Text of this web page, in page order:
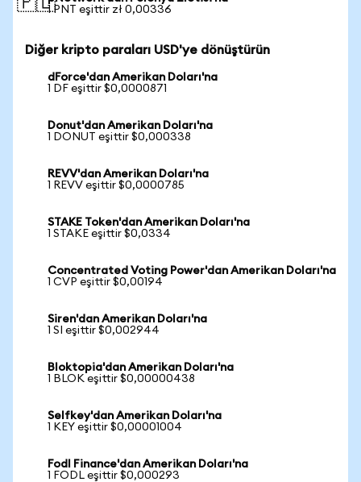
🇵🇱1 PNT eşittir zł 0,00336
Diğer kripto paraları USD'ye dönüştürün
dForce'dan Amerikan Doları'na
1 DF eşittir $0,0000871
Donut'dan Amerikan Doları'na
1 DONUT eşittir $0,000338
REVV'dan Amerikan Doları'na
1 REVV eşittir $0,0000785
STAKE Token'dan Amerikan Doları'na
1 STAKE eşittir $0,0334
Concentrated Voting Power'dan Amerikan Doları'na
1 CVP eşittir $0,00194
Siren'dan Amerikan Doları'na
1 SI eşittir $0,002944
Bloktopia'dan Amerikan Doları'na
1 BLOK eşittir $0,00000438
Selfkey'dan Amerikan Doları'na
1 KEY eşittir $0,00001004
Fodl Finance'dan Amerikan Doları'na
1 FODL eşittir $0,000293